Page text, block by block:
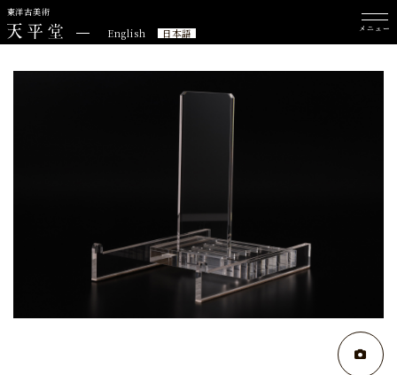
東洋古美術
English 日本語 メニュー